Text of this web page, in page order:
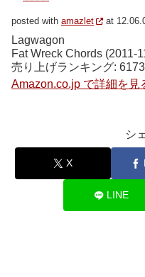
posted with amazlet at
Lagwagon
Fat Wreck Chords (2011-
売り上げランキング:
Amazon.co.jp で詳細を見
シ
X
LINE